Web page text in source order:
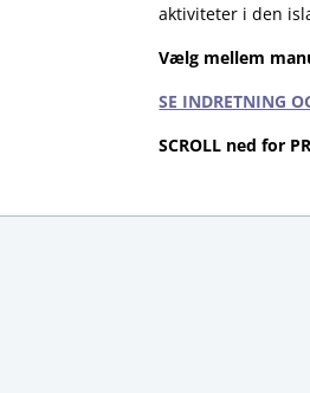
aktiviteter i den
Vælg mellem
SE INDRETNING
SCROLL ned for